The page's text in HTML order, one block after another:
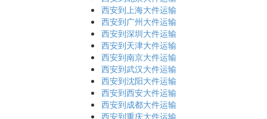
西安到上海大件运输
西安到广州大件运输
西安到深圳大件运输
西安到天津大件运输
西安到南京大件运输
西安到武汉大件运输
西安到沈阳大件运输
西安到西安大件运输
西安到成都大件运输
西安到重庆大件运输